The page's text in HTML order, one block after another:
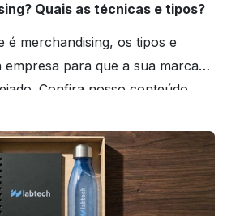
Quais as técnicas e tipos?
é merchandising, os tipos e
para que a sua marca
Confira nosso conteúdo